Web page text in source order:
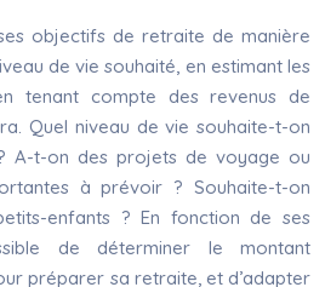
objectifs de retraite de manière
de vie souhaité, en estimant les
tenant compte des revenus de
Quel niveau de vie souhaite-t-on
A-t-on des projets de voyage ou
à prévoir ? Souhaite-t-on
enfants ? En fonction de ses
de déterminer le montant
préparer sa retraite, et d’adapter